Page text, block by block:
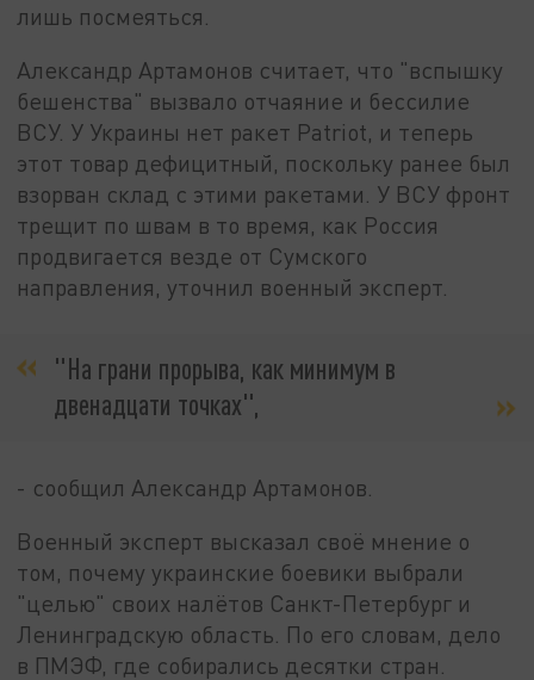
лишь посмеяться.
Александр Артамонов считает, что "вспышку
бешенства" вызвало отчаяние и бессилие
ВСУ. У Украины нет ракет Patriot, и теперь
этот товар дефицитный, поскольку ранее был
взорван склад с этими ракетами. У ВСУ фронт
трещит по швам в то время, как Россия
продвигается везде от Сумского
направления, уточнил военный эксперт.
"На грани прорыва, как минимум в
двенадцати точках",
- сообщил Александр Артамонов.
Военный эксперт высказал своё мнение о
том, почему украинские боевики выбрали
"целью" своих налётов Санкт-Петербург и
Ленинградскую область. По его словам, дело
в ПМЭФ, где собирались десятки стран.